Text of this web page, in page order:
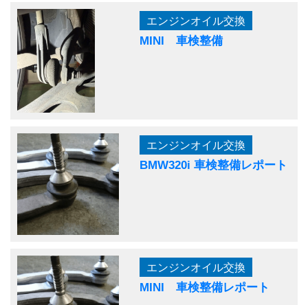
エンジンオイル交換
MINI 車検整備
エンジンオイル交換
BMW320i 車検整備レポート
エンジンオイル交換
MINI 車検整備レポート